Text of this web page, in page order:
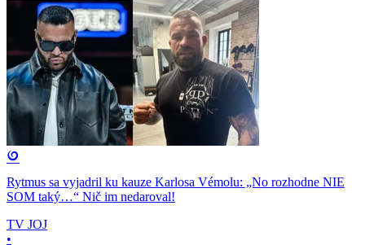
Rytmus sa vyjadril ku kauze Karlosa Vémolu: „No rozhodne NIE
SOM taký…“ Nič im nedaroval!
TV JOJ
•